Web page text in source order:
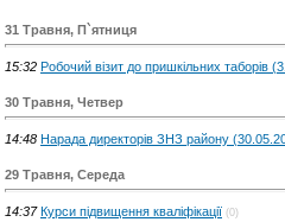
31 Травня, П`ятниця
15:32 Робочий візит до пришкільних таборів
30 Травня, Четвер
14:48 Нарада директорів ЗНЗ району
29 Травня, Середа
14:37 Курси підвищення кваліфікації (0)